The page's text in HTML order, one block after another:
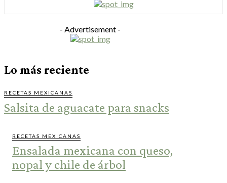
- Advertisement -
Lo más reciente
RECETAS MEXICANAS
Salsita de aguacate para snacks
RECETAS MEXICANAS
Ensalada mexicana con queso,
nopal y chile de árbol